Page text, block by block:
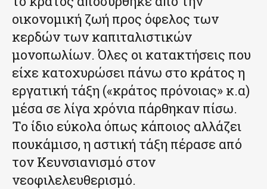
οικονομική ζωή προς όφελος των
κερδών των καπιταλιστικών
μονοπωλίων. Όλες οι κατακτήσεις που
είχε κατοχυρώσει πάνω στο κράτος η
εργατική τάξη («κράτος πρόνοιας» κ.α)
μέσα σε λίγα χρόνια πάρθηκαν πίσω.
Το ίδιο εύκολα όπως κάποιος αλλάζει
πουκάμισο, η αστική τάξη πέρασε από
τον Κευνσιανισμό στον
νεοφιλελευθερισμό.